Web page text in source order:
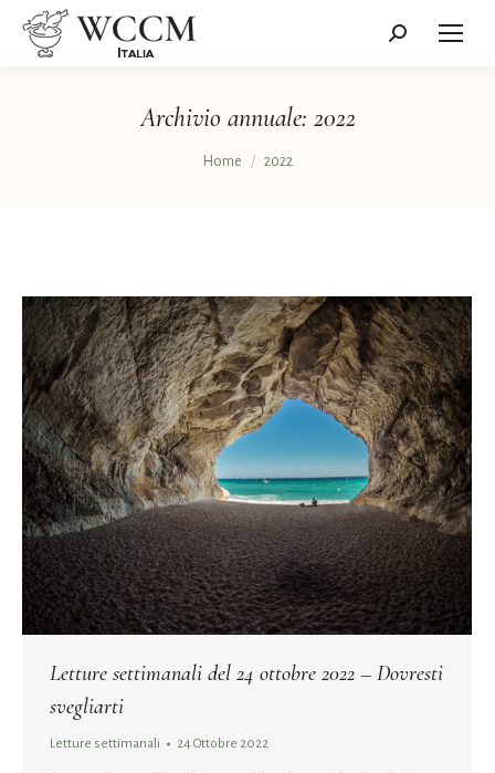
Cerca:
Archivio annuale: 2022
Tu sei qui:
Home 2022
Letture settimanali del 24 ottobre 2022 – Dovresti
svegliarti
Letture settimanali 24 Ottobre 2022